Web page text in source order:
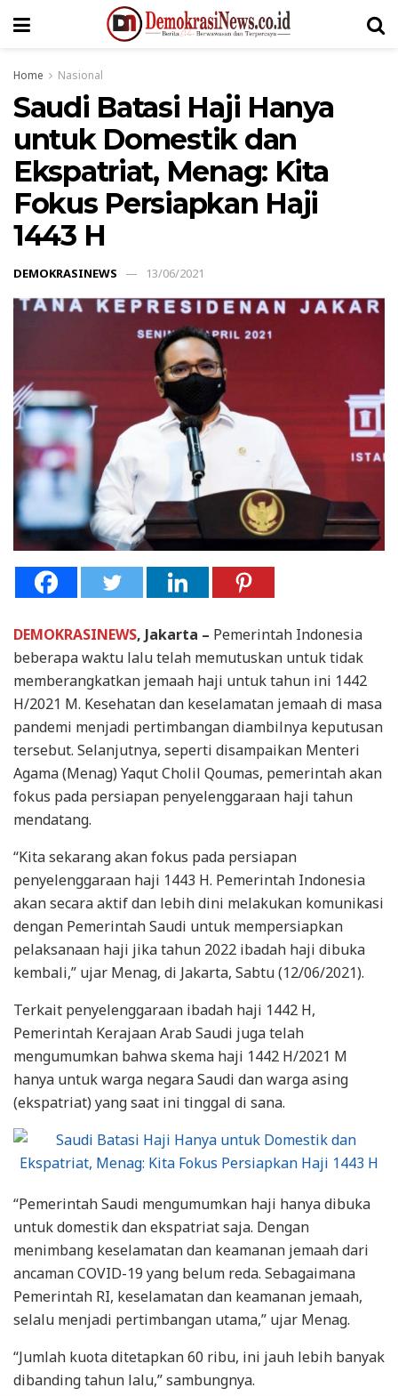
Home Nasional
Saudi Batasi Haji Hanya
untuk Domestik dan
Ekspatriat, Menag: Kita
Fokus Persiapkan Haji
1443 H
DEMOKRASINEWS 13/06/2021
DEMOKRASINEWS, Jakarta – Pemerintah Indonesia
beberapa waktu lalu telah memutuskan untuk tidak
memberangkatkan jemaah haji untuk tahun ini 1442
H/2021 M. Kesehatan dan keselamatan jemaah di masa
pandemi menjadi pertimbangan diambilnya keputusan
tersebut. Selanjutnya, seperti disampaikan Menteri
Agama (Menag) Yaqut Cholil Qoumas, pemerintah akan
fokus pada persiapan penyelenggaraan haji tahun
mendatang.
“Kita sekarang akan fokus pada persiapan
penyelenggaraan haji 1443 H. Pemerintah Indonesia
akan secara aktif dan lebih dini melakukan komunikasi
dengan Pemerintah Saudi untuk mempersiapkan
pelaksanaan haji jika tahun 2022 ibadah haji dibuka
kembali,” ujar Menag, di Jakarta, Sabtu (12/06/2021).
Terkait penyelenggaraan ibadah haji 1442 H,
Pemerintah Kerajaan Arab Saudi juga telah
mengumumkan bahwa skema haji 1442 H/2021 M
hanya untuk warga negara Saudi dan warga asing
(ekspatriat) yang saat ini tinggal di sana.
“Pemerintah Saudi mengumumkan haji hanya dibuka
untuk domestik dan ekspatriat saja. Dengan
menimbang keselamatan dan keamanan jemaah dari
ancaman COVID-19 yang belum reda. Sebagaimana
Pemerintah RI, keselamatan dan keamanan jemaah,
selalu menjadi pertimbangan utama,” ujar Menag.
“Jumlah kuota ditetapkan 60 ribu, ini jauh lebih banyak
dibanding tahun lalu,” sambungnya.